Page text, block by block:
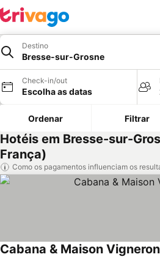
Destino
Bresse-sur-Grosne
Check-in/out
Escolha as datas
Ordenar Filtrar
Hotéis em Bresse-sur-
França)
Como os pagamentos influenciam os
Cabana & Maison